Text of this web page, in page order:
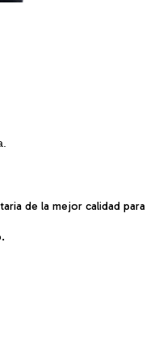
de la mejor calidad para